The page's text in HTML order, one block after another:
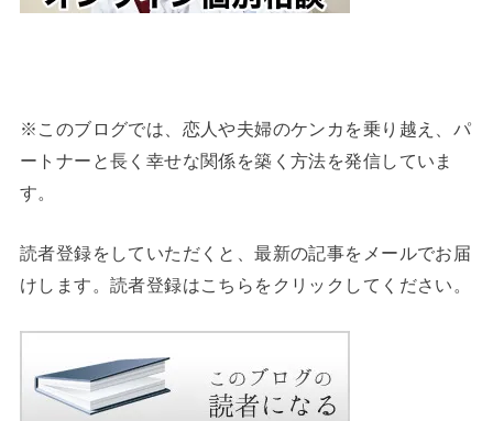
※このブログでは、恋人や夫婦のケンカを乗り越え、パ
ートナーと長く幸せな関係を築く方法を発信していま
す。
読者登録をしていただくと、最新の記事をメールでお届
けします。読者登録はこちらをクリックしてください。